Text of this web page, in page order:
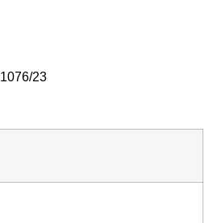
23